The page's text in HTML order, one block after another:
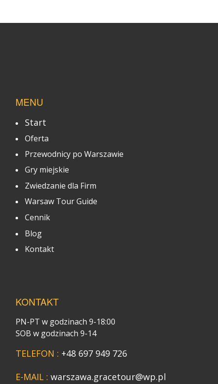
MENU
Start
Oferta
Przewodnicy po Warszawie
Gry miejskie
Zwiedzanie dla Firm
Warsaw Tour Guide
Cennik
Blog
Kontakt
KONTAKT
PN-PT w godzinach 9-18:00
SOB w godzinach 9-14
TELEFON : +48 697 949 726
E-MAIL : warszawa.gracetour@wp.pl